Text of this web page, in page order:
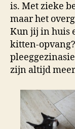
is. Met zieke
maar het
Kun jij in huis
kitten-
zijn altijd